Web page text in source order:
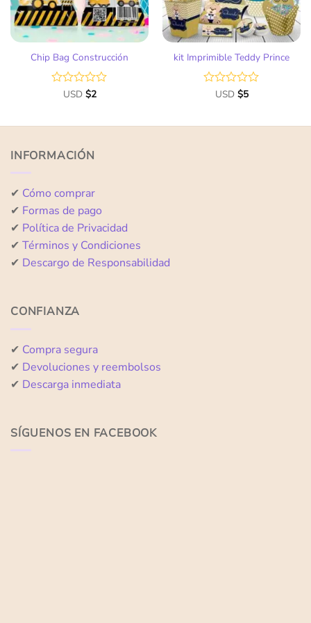
Chip Bag Construcción
Valorado
de
USD $2
kit Imprimible Teddy Prince
Valorado
de
USD $5
INFORMACIÓN
✔ Cómo comprar
✔ Formas de pago
✔ Política de Privacidad
✔ Términos y Condiciones
✔ Descargo de Responsabilidad
CONFIANZA
✔ Compra segura
✔ Devoluciones y reembolsos
✔ Descarga inmediata
SÍGUENOS EN FACEBOOK